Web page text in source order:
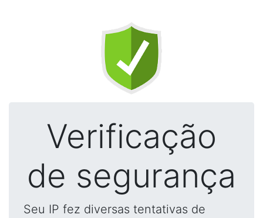
Verificação
de segurança
Seu IP fez diversas tentativas de